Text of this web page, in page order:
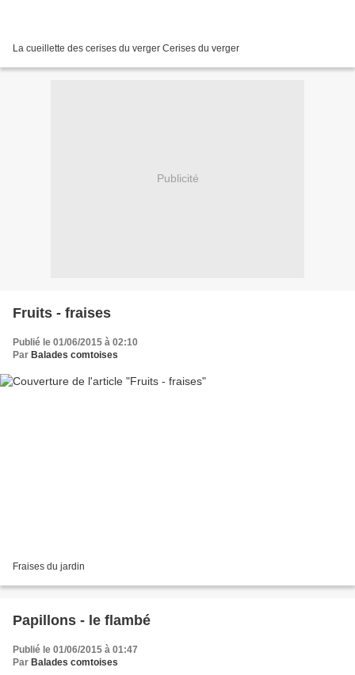
La cueillette des cerises du verger Cerises du verger
Publicité
Fruits - fraises
Publié le 01/06/2015 à 02:10
Par Balades comtoises
Fraises du jardin
Papillons - le flambé
Publié le 01/06/2015 à 01:47
Par Balades comtoises